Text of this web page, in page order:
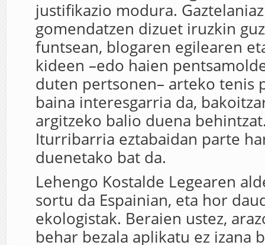
justifikazio modura.
gomendatzen dizuet iruzkin
funtsean, blogaren egilearen
kideen –edo haien
duten pertsonen– arteko tenis
baina interesgarria da,
argitzeko balio duena
Iturribarria eztabaidan parte
duenetako bat da.
Lehengo Kostalde Legearen
sortu da Espainian, eta hor
ekologistak. Beraien ustez,
behar bezala aplikatu ez izana